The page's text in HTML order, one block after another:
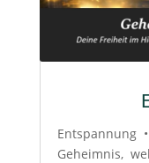
Entspannung
Geheimnis,